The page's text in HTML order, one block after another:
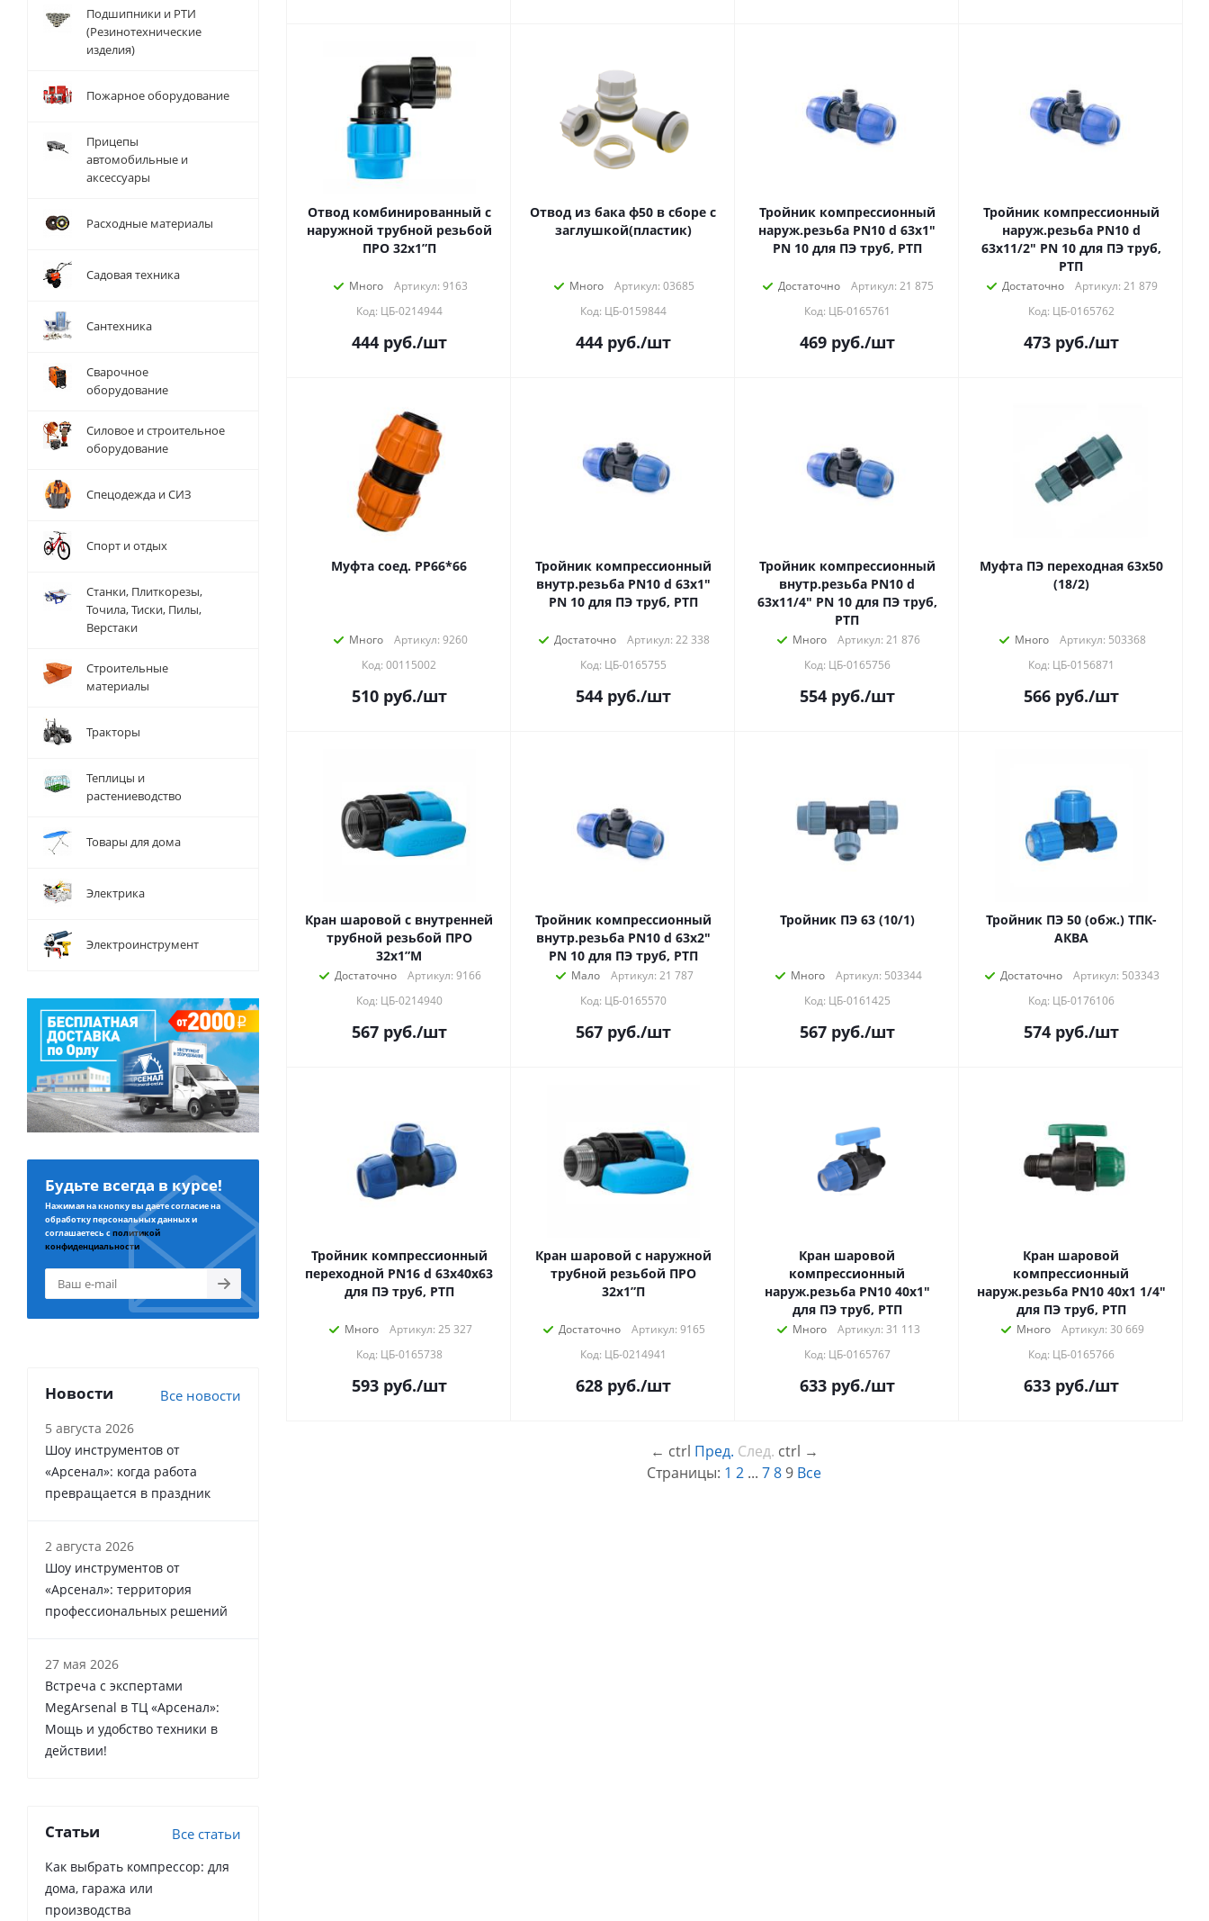
Отвод комбинированный с
наружной трубной резьбой
ПРО 32x1”П
Много
Артикул: 9163
Код: ЦБ-0214944
444руб./шт
Отвод из бака ф50 в сборе с
заглушкой(пластик)
Много
Артикул: 03685
Код: ЦБ-0159844
444руб./шт
Тройник компрессионный
наруж.резьба PN10 d 63х1"
PN 10 для ПЭ труб, РТП
Достаточно
Артикул: 21 875
Код: ЦБ-0165761
469руб./шт
Тройник компрессионный
наруж.резьба PN10 d
63х11/2" PN 10 для ПЭ труб,
РТП
Достаточно
Артикул: 21 879
Код: ЦБ-0165762
473руб./шт
Муфта соед. РР66*66
Много
Артикул: 9260
Код: 00115002
510руб./шт
Тройник компрессионный
внутр.резьба PN10 d 63х1"
PN 10 для ПЭ труб, РТП
Достаточно
Артикул: 22 338
Код: ЦБ-0165755
544руб./шт
Тройник компрессионный
внутр.резьба PN10 d
63х11/4" PN 10 для ПЭ труб,
РТП
Много
Артикул: 21 876
Код: ЦБ-0165756
554руб./шт
Муфта ПЭ переходная 63x50
(18/2)
Много
Артикул: 503368
Код: ЦБ-0156871
566руб./шт
Кран шаровой с внутренней
трубной резьбой ПРО
32x1”М
Достаточно
Артикул: 9166
Код: ЦБ-0214940
567руб./шт
Тройник компрессионный
внутр.резьба PN10 d 63х2"
PN 10 для ПЭ труб, РТП
Мало
Артикул: 21 787
Код: ЦБ-0165570
567руб./шт
Тройник ПЭ 63 (10/1)
Много
Артикул: 503344
Код: ЦБ-0161425
567руб./шт
Тройник ПЭ 50 (обж.) ТПК-
АКВА
Достаточно
Артикул: 503343
Код: ЦБ-0176106
574руб./шт
Тройник компрессионный
переходной PN16 d 63х40х63
для ПЭ труб, РТП
Много
Артикул: 25 327
Код: ЦБ-0165738
593руб./шт
Кран шаровой с наружной
трубной резьбой ПРО
32x1”П
Достаточно
Артикул: 9165
Код: ЦБ-0214941
628руб./шт
Кран шаровой
компрессионный
наруж.резьба PN10 40х1"
для ПЭ труб, РТП
Много
Артикул: 31 113
Код: ЦБ-0165767
633руб./шт
Кран шаровой
компрессионный
наруж.резьба PN10 40х1 1/4"
для ПЭ труб, РТП
Много
Артикул: 30 669
Код: ЦБ-0165766
633руб./шт
← ctrl Пред. След. ctrl →
Страницы: 1 2 ... 78 9 Все
Подшипники и РТИ
(Резинотехнические
изделия)
Пожарное оборудование
Прицепы
автомобильные и
аксессуары
Расходные материалы
Садовая техника
Сантехника
Сварочное
оборудование
Силовое и строительное
оборудование
Спецодежда и СИЗ
Спорт и отдых
Станки, Плиткорезы,
Точила, Тиски, Пилы,
Верстаки
Строительные
материалы
Тракторы
Теплицы и
растениеводство
Товары для дома
Электрика
Электроинструмент
Будьте всегда в курсе!
Нажимая на кнопку вы даете согласие на
обработку персональных данных и
соглашаетесь сполитикой
конфиденциальности
Новости Все новости
5 августа 2026
Шоу инструментов от
«Арсенал»: когда работа
превращается в праздник
2 августа 2026
Шоу инструментов от
«Арсенал»: территория
профессиональных решений
27 мая 2026
Встреча с экспертами
MegArsenal в ТЦ «Арсенал»:
Мощь и удобство техники в
действии!
Статьи Все статьи
Как выбрать компрессор: для
дома, гаража или
производства